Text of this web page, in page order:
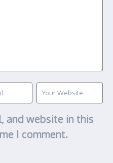
and website in this
I comment.